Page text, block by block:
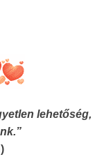
lehetőség,